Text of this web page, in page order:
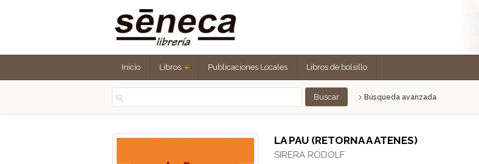
Inicio Libros Publicaciones Locales Libros de bolsillo
Búsqueda avanzada
LA PAU (RETORNA A ATENES)
SIRERA RODOLF